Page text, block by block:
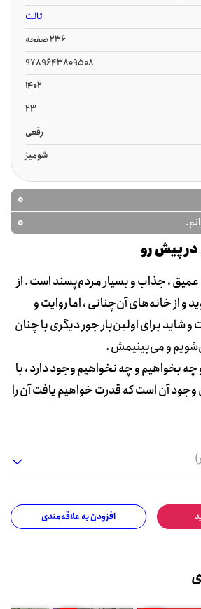
ثالث
236 صفحه
9789643809508
1402
23
رقعی
شومیز
0
0
در پیش رو
عمیق ، جذاب و بسیار مردم‌پسند است . از
از خانه‌های آن‌چنانی ، اما روایت و
برای اولین‌بار جور دیگری با چنان
و می‌بینیمش .
بخواهیم و چه نخواهیم وجود دارد ، با
وجود آن است که قدرت خواهیم یافت آن را
افزودن به علاقه‌مندی